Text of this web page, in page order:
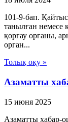
101-9-бап. Қайтыс
танылған немесе
қорғау органы,
орган...
Толық оқу »
Азаматты
15 июня 2025
Азаматты хабар-